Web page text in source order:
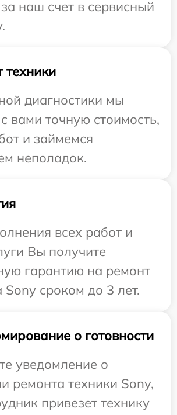
наш счет в сервисный
техники
диагностики мы
вами точную стоимость,
и займемся
неполадок.
всех работ и
Вы получите
гарантию на ремонт
Sony сроком до 3 лет.
о готовности
уведомление о
ремонта техники Sony,
привезет технику